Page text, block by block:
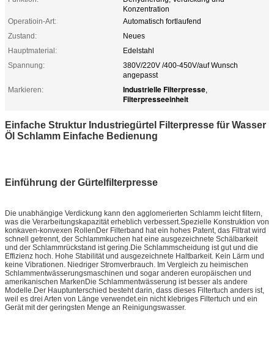
Konzentration
Operatioin-Art:
Automatisch fortlaufend
Zustand:
Neues
Hauptmaterial:
Edelstahl
Spannung:
380V/220V /400-450V/auf Wunsch
angepasst
Markieren:
Industrielle Filterpresse,
Filterpresseeinheit
Einfache Struktur Industriegürtel Filterpresse für Wasser
Öl Schlamm Einfache Bedienung
Einführung der Gürtelfilterpresse
Die unabhängige Verdickung kann den agglomerierten Schlamm leicht filtern,
was die Verarbeitungskapazität erheblich verbessert.Spezielle Konstruktion von
konkaven-konvexen RollenDer Filterband hat ein hohes Patent, das Filtrat wird
schnell getrennt, der Schlammkuchen hat eine ausgezeichnete Schälbarkeit
und der Schlammrückstand ist gering.Die Schlammscheidung ist gut und die
Effizienz hoch. Hohe Stabilität und ausgezeichnete Haltbarkeit. Kein Lärm und
keine Vibrationen. Niedriger Stromverbrauch. Im Vergleich zu heimischen
Schlammentwässerungsmaschinen und sogar anderen europäischen und
amerikanischen MarkenDie Schlammentwässerung ist besser als andere
Modelle.Der Hauptunterschied besteht darin, dass dieses Filtertuch anders ist,
weil es drei Arten von Länge verwendet.ein nicht klebriges Filtertuch und ein
Gerät mit der geringsten Menge an Reinigungswasser.